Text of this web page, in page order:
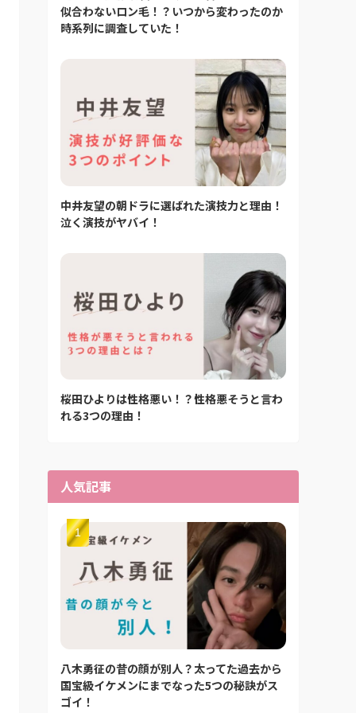
似合わないロン毛！？いつから変わったのか
時系列に調査していた！
中井友望の朝ドラに選ばれた演技力と理由！
泣く演技がヤバイ！
桜田ひよりは性格悪い！？性格悪そうと言わ
れる3つの理由！
人気記事
八木勇征の昔の顔が別人？太ってた過去から
国宝級イケメンにまでなった5つの秘訣がス
ゴイ！